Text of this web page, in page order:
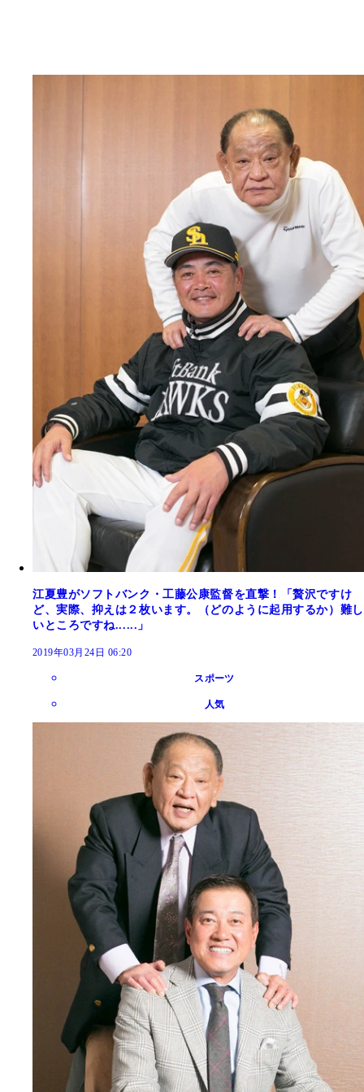
江夏豊がソフトバンク・工藤公康監督を直撃！「贅沢ですけ
ど、実際、抑えは２枚います。（どのように起用するか）難し
いところですね......」
2019年03月24日 06:20
スポーツ
人気